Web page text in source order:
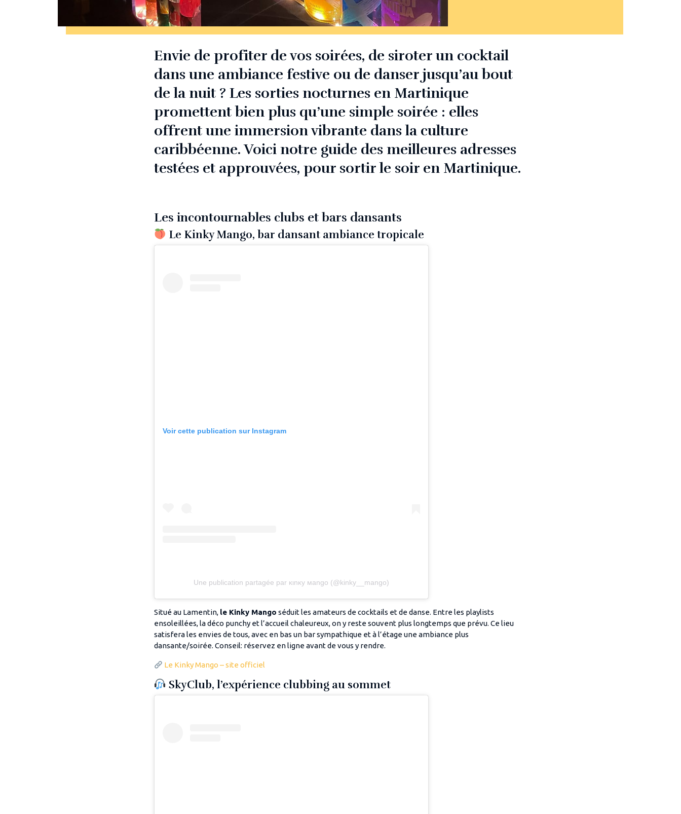
Envie de profiter de vos soirées, de siroter un cocktail
dans une ambiance festive ou de danser jusqu’au bout
de la nuit ? Les sorties nocturnes en Martinique
promettent bien plus qu’une simple soirée : elles
offrent une immersion vibrante dans la culture
caribbéenne. Voici notre guide des meilleures adresses
testées et approuvées, pour sortir le soir en Martinique.
Les incontournables clubs et bars dansants
Le Kinky Mango, bar dansant ambiance tropicale
Voir cette publication sur Instagram
Une publication partagée par ĸιnĸy мango (@kinky__mango)
Situé au Lamentin, le Kinky Mango séduit les amateurs de cocktails et de danse. Entre les playlists
ensoleillées, la déco punchy et l’accueil chaleureux, on y reste souvent plus longtemps que prévu. Ce lieu
satisfera les envies de tous, avec en bas un bar sympathique et à l’étage une ambiance plus
dansante/soirée. Conseil: réservez en ligne avant de vous y rendre.
Le Kinky Mango – site officiel
SkyClub, l’expérience clubbing au sommet